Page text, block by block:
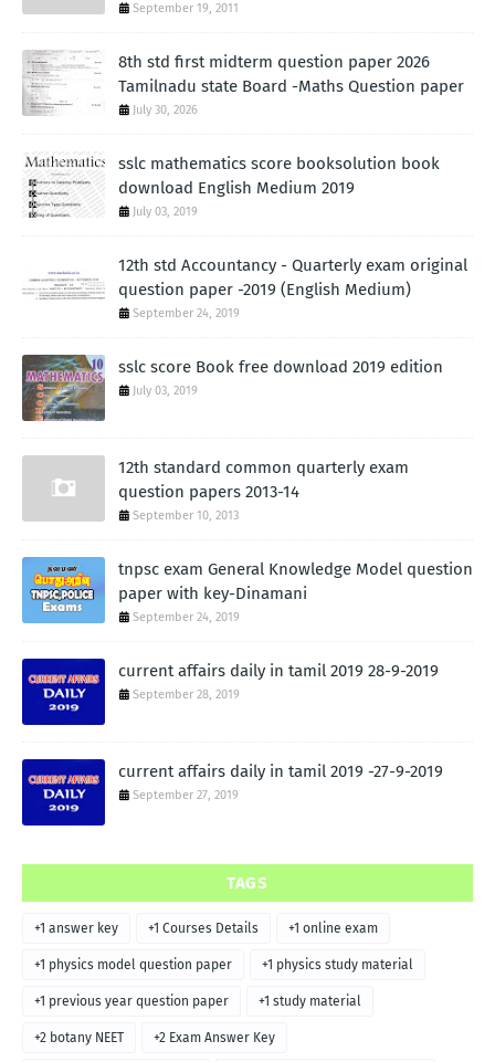
September 19, 2011
8th std first midterm question paper 2026
Tamilnadu state Board -Maths Question paper
July 30, 2026
sslc mathematics score booksolution book
download English Medium 2019
July 03, 2019
12th std Accountancy - Quarterly exam original
question paper -2019 (English Medium)
September 24, 2019
sslc score Book free download 2019 edition
July 03, 2019
12th standard common quarterly exam
question papers 2013-14
September 10, 2013
tnpsc exam General Knowledge Model question
paper with key-Dinamani
September 24, 2019
current affairs daily in tamil 2019 28-9-2019
September 28, 2019
current affairs daily in tamil 2019 -27-9-2019
September 27, 2019
TAGS
+1 answer key +1 Courses Details +1 online exam
+1 physics model question paper +1 physics study material
+1 previous year question paper +1 study material
+2 botany NEET +2 Exam Answer Key